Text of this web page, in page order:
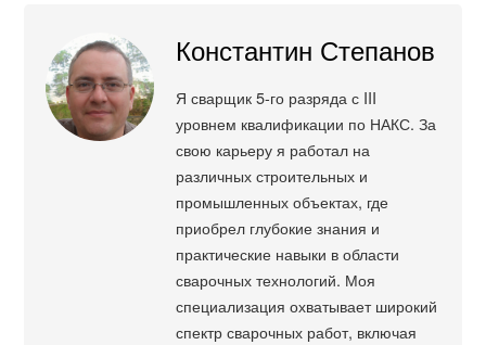
Константин Степанов
Я сварщик 5-го разряда с III
уровнем квалификации по НАКС. За
свою карьеру я работал на
различных строительных и
промышленных объектах, где
приобрел глубокие знания и
практические навыки в области
сварочных технологий. Моя
специализация охватывает широкий
спектр сварочных работ, включая